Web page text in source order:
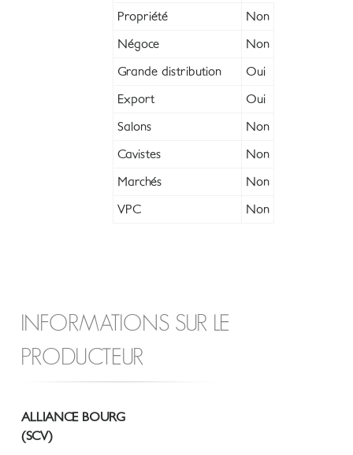
Propriété Non
Négoce Non
Grande distribution Oui
Export Oui
Salons Non
Cavistes Non
Marchés Non
VPC Non
INFORMATIONS SUR LE
PRODUCTEUR
ALLIANCE BOURG
(SCV)